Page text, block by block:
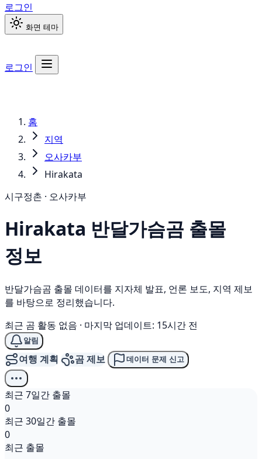
로그인
화면 테마
로그인
홈
지역
오사카부
Hirakata
시구정촌 · 오사카부
Hirakata 반달가슴곰 출몰
정보
반달가슴곰 출몰 데이터를 지자체 발표, 언론 보도, 지역 제보
를 바탕으로 정리했습니다.
최근 곰 활동 없음 · 마지막 업데이트: 15시간 전
알림
여행 계획 곰 제보 데이터 문제 신고
최근 7일간 출몰
0
최근 30일간 출몰
0
최근 출몰